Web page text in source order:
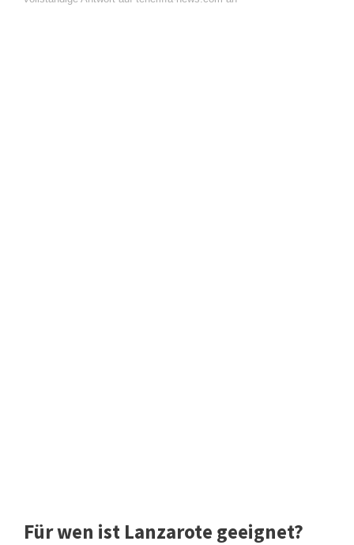
Für wen ist Lanzarote geeignet?